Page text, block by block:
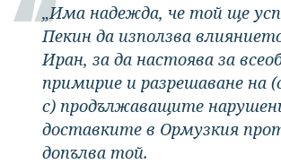
„Има надежда, че той ще
Пекин да използва
Иран, за да настоява за
примирие и разрешаване на
с) продължаващите
доставките в Ормузкия
допълва той.